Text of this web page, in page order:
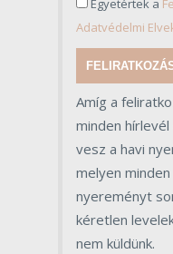
Egyetértek a
Adatvédelmi
Amíg a
minden
vesz a havi
melyen
nyereményt
kéretlen
nem küldünk.